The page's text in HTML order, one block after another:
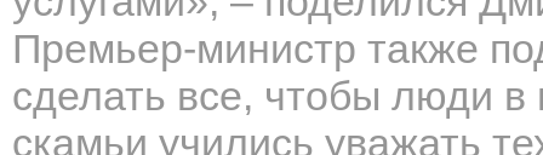
Премьер-министр также
сделать все, чтобы люди
скамьи учились уважать